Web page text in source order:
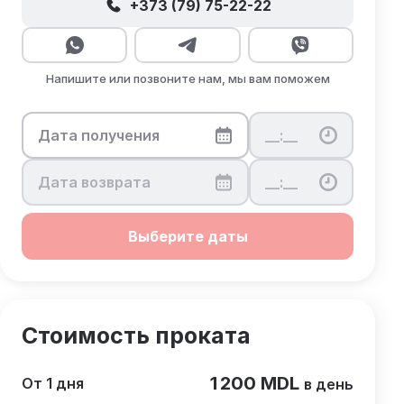
+373 (79) 75-22-22
Напишите или позвоните нам, мы вам поможем
Выберите даты
Стоимость проката
От 1 дня 1 200 MDL в день